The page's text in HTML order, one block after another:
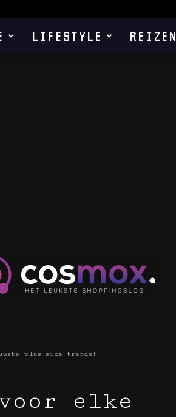
LIFESTYLE REIZEN
plus size trends!
elke